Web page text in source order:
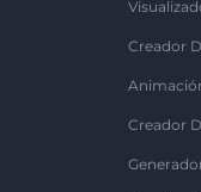
Creador
Creador